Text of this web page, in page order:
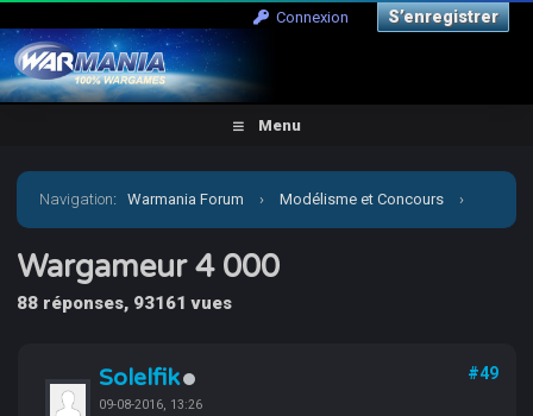
Connexion S’enregistrer
Menu
Navigation:Warmania Forum › Modélisme et Concours ›
Concours & défis › Wargameur 4 000
Wargameur 4 000
88 réponses, 93161 vues
Solelfik
09-08-2016, 13:26
#49